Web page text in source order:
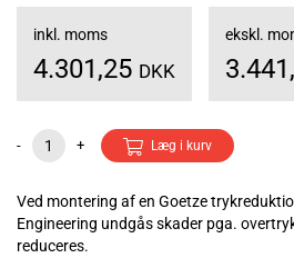
inkl. moms
4.301,25 DKK
ekskl.
- + Læg i kurv
Ved montering af en Goetze
Engineering undgås skader pga.
reduceres.